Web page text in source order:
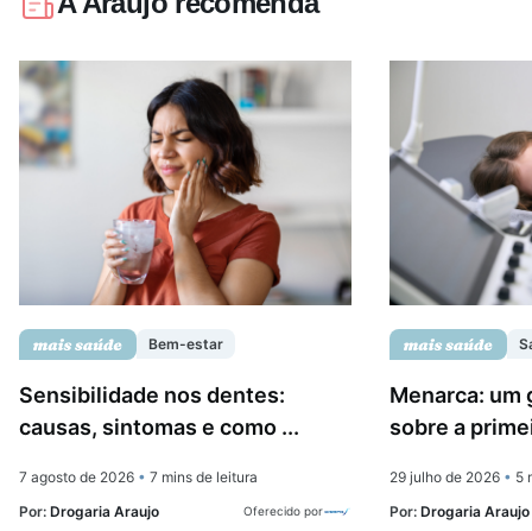
Bem-estar
Sensibilidade nos dentes:
causas, sintomas e como ...
7 agosto de 2026 • 7 mins de leitura
Por: Drogaria Araujo Oferecido por
Menarca: um
sobre a
29 julho de 2026 • 5
Por: Drogaria Araujo